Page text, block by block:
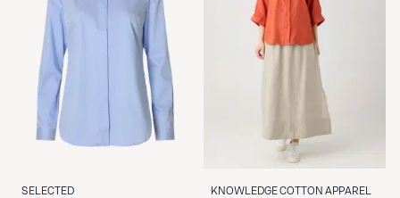
SELECTED
KNOWLEDGE COTTON APPAREL